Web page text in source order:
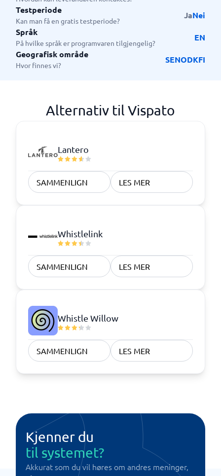
Testperiode
Kan man få en gratis testperiode?
JaNei
Språk
På hvilke språk er programvaren tilgjengelig?
EN
Geografisk område
Hvor finnes vi?
SENODKFI
Alternativ til Vispato
Lantero
SAMMENLIGN LES MER
Whistlelink
SAMMENLIGN LES MER
Whistle Willow
SAMMENLIGN LES MER
Kjenner du
til systemet?
Akkurat som du vil høres om andres meninger,